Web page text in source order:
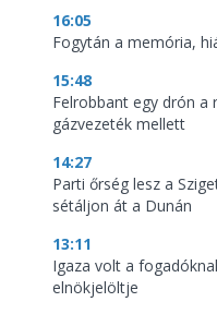
16:05
Fogytán a memória,
15:48
Felrobbant egy drón
gázvezeték mellett
14:27
Parti őrség lesz a
sétáljon át a Dunán
13:11
Igaza volt a
elnökjelöltje